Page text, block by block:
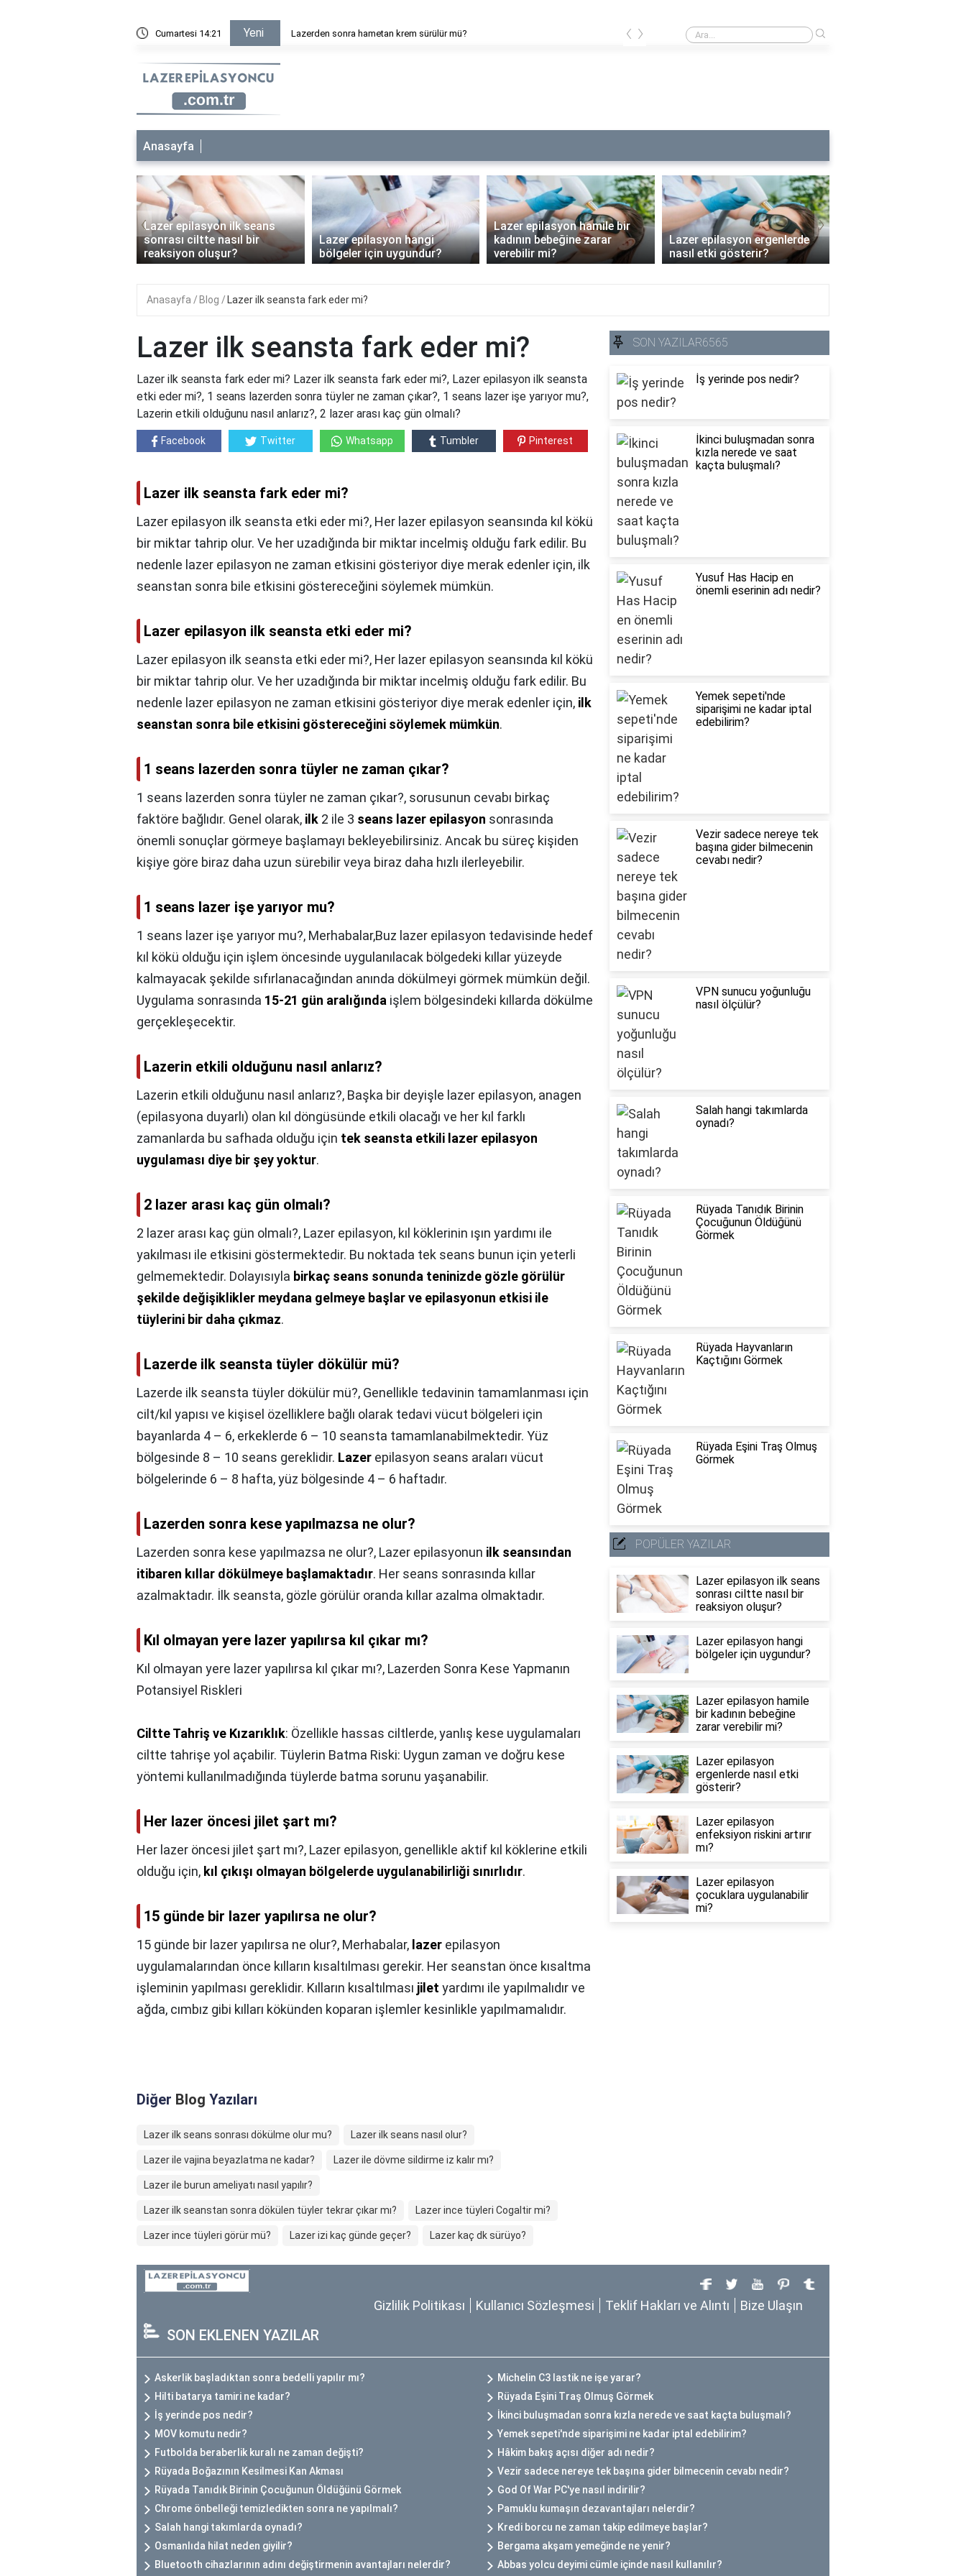
Cumartesi 14:21 Yeni Lazer epilasyon alerjisine ne iyi gelir? Buz lazerde kılların uzunluğu ne kadar olmalı?
‹ ›
Anasayfa
Lazer epilasyon ilk seans
sonrası ciltte nasıl bir
reaksiyon oluşur?
Lazer epilasyon hangi
bölgeler için uygundur?
Lazer epilasyon hamile bir
kadının bebeğine zarar
verebilir mi?
Lazer epilasyon ergenlerde
nasıl etki gösterir?
‹ ›
Anasayfa Blog Lazer ilk seansta fark eder mi?
Lazer ilk seansta fark eder mi?
Lazer ilk seansta fark eder mi? Lazer ilk seansta fark eder mi?, Lazer epilasyon ilk seansta
etki eder mi?, 1 seans lazerden sonra tüyler ne zaman çıkar?, 1 seans lazer işe yarıyor mu?,
Lazerin etkili olduğunu nasıl anlarız?, 2 lazer arası kaç gün olmalı?
Facebook Twitter Whatsapp Tumbler Pinterest
Lazer ilk seansta fark eder mi?
Lazer epilasyon ilk seansta etki eder mi?, Her lazer epilasyon seansında kıl kökü
bir miktar tahrip olur. Ve her uzadığında bir miktar incelmiş olduğu fark edilir. Bu
nedenle lazer epilasyon ne zaman etkisini gösteriyor diye merak edenler için, ilk
seanstan sonra bile etkisini göstereceğini söylemek mümkün.
Lazer epilasyon ilk seansta etki eder mi?
Lazer epilasyon ilk seansta etki eder mi?, Her lazer epilasyon seansında kıl kökü
bir miktar tahrip olur. Ve her uzadığında bir miktar incelmiş olduğu fark edilir. Bu
nedenle lazer epilasyon ne zaman etkisini gösteriyor diye merak edenler için, ilk
seanstan sonra bile etkisini göstereceğini söylemek mümkün.
1 seans lazerden sonra tüyler ne zaman çıkar?
1 seans lazerden sonra tüyler ne zaman çıkar?, sorusunun cevabı birkaç
faktöre bağlıdır. Genel olarak, ilk 2 ile 3 seans lazer epilasyon sonrasında
önemli sonuçlar görmeye başlamayı bekleyebilirsiniz. Ancak bu süreç kişiden
kişiye göre biraz daha uzun sürebilir veya biraz daha hızlı ilerleyebilir.
1 seans lazer işe yarıyor mu?
1 seans lazer işe yarıyor mu?, Merhabalar,Buz lazer epilasyon tedavisinde hedef
kıl kökü olduğu için işlem öncesinde uygulanılacak bölgedeki kıllar yüzeyde
kalmayacak şekilde sıfırlanacağından anında dökülmeyi görmek mümkün değil.
Uygulama sonrasında 15-21 gün aralığında işlem bölgesindeki kıllarda dökülme
gerçekleşecektir.
Lazerin etkili olduğunu nasıl anlarız?
Lazerin etkili olduğunu nasıl anlarız?, Başka bir deyişle lazer epilasyon, anagen
(epilasyona duyarlı) olan kıl döngüsünde etkili olacağı ve her kıl farklı
zamanlarda bu safhada olduğu için tek seansta etkili lazer epilasyon
uygulaması diye bir şey yoktur.
2 lazer arası kaç gün olmalı?
2 lazer arası kaç gün olmalı?, Lazer epilasyon, kıl köklerinin ışın yardımı ile
yakılması ile etkisini göstermektedir. Bu noktada tek seans bunun için yeterli
gelmemektedir. Dolayısıyla birkaç seans sonunda teninizde gözle görülür
şekilde değişiklikler meydana gelmeye başlar ve epilasyonun etkisi ile
tüylerini bir daha çıkmaz.
Lazerde ilk seansta tüyler dökülür mü?
Lazerde ilk seansta tüyler dökülür mü?, Genellikle tedavinin tamamlanması için
cilt/kıl yapısı ve kişisel özelliklere bağlı olarak tedavi vücut bölgeleri için
bayanlarda 4 – 6, erkeklerde 6 – 10 seansta tamamlanabilmektedir. Yüz
bölgesinde 8 – 10 seans gereklidir. Lazer epilasyon seans araları vücut
bölgelerinde 6 – 8 hafta, yüz bölgesinde 4 – 6 haftadır.
Lazerden sonra kese yapılmazsa ne olur?
Lazerden sonra kese yapılmazsa ne olur?, Lazer epilasyonun ilk seansından
itibaren kıllar dökülmeye başlamaktadır. Her seans sonrasında kıllar
azalmaktadır. İlk seansta, gözle görülür oranda kıllar azalma olmaktadır.
Kıl olmayan yere lazer yapılırsa kıl çıkar mı?
Kıl olmayan yere lazer yapılırsa kıl çıkar mı?, Lazerden Sonra Kese Yapmanın
Potansiyel Riskleri
Ciltte Tahriş ve Kızarıklık: Özellikle hassas ciltlerde, yanlış kese uygulamaları
ciltte tahrişe yol açabilir. Tüylerin Batma Riski: Uygun zaman ve doğru kese
yöntemi kullanılmadığında tüylerde batma sorunu yaşanabilir.
Her lazer öncesi jilet şart mı?
Her lazer öncesi jilet şart mı?, Lazer epilasyon, genellikle aktif kıl köklerine etkili
olduğu için, kıl çıkışı olmayan bölgelerde uygulanabilirliği sınırlıdır.
15 günde bir lazer yapılırsa ne olur?
15 günde bir lazer yapılırsa ne olur?, Merhabalar, lazer epilasyon
uygulamalarından önce kılların kısaltılması gerekir. Her seanstan önce kısaltma
işleminin yapılması gereklidir. Kılların kısaltılması jilet yardımı ile yapılmalıdır ve
ağda, cımbız gibi kılları kökünden koparan işlemler kesinlikle yapılmamalıdır.
Diğer Blog Yazıları
Lazer ilk seans sonrası dökülme olur mu? Lazer ilk seans nasıl olur?
Lazer ile vajina beyazlatma ne kadar? Lazer ile dövme sildirme iz kalır mı?
Lazer ile burun ameliyatı nasıl yapılır?
Lazer ilk seanstan sonra dökülen tüyler tekrar çıkar mı? Lazer ince tüyleri Cogaltir mi?
Lazer ince tüyleri görür mü? Lazer izi kaç günde geçer? Lazer kaç dk sürüyo?
SON YAZILAR6565
İş yerinde pos nedir?
İkinci buluşmadan sonra
kızla nerede ve saat
kaçta buluşmalı?
Yusuf Has Hacip en
önemli eserinin adı nedir?
Yemek sepeti'nde
siparişimi ne kadar iptal
edebilirim?
Vezir sadece nereye tek
başına gider bilmecenin
cevabı nedir?
VPN sunucu yoğunluğu
nasıl ölçülür?
Salah hangi takımlarda
oynadı?
Rüyada Tanıdık Birinin
Çocuğunun Öldüğünü
Görmek
Rüyada Hayvanların
Kaçtığını Görmek
Rüyada Eşini Traş Olmuş
Görmek
POPÜLER YAZILAR
Lazer epilasyon ilk seans
sonrası ciltte nasıl bir
reaksiyon oluşur?
Lazer epilasyon hangi
bölgeler için uygundur?
Lazer epilasyon hamile
bir kadının bebeğine
zarar verebilir mi?
Lazer epilasyon
ergenlerde nasıl etki
gösterir?
Lazer epilasyon
enfeksiyon riskini artırır
mı?
Lazer epilasyon
çocuklara uygulanabilir
mi?
Gizlilik Politikası Kullanıcı Sözleşmesi Teklif Hakları ve Alıntı Bize Ulaşın
SON EKLENEN YAZILAR
Askerlik başladıktan sonra bedelli yapılır mı?
Michelin C3 lastik ne işe yarar?
Hilti batarya tamiri ne kadar?
Rüyada Eşini Traş Olmuş Görmek
İş yerinde pos nedir?
İkinci buluşmadan sonra kızla nerede ve saat kaçta buluşmalı?
MOV komutu nedir?
Yemek sepeti'nde siparişimi ne kadar iptal edebilirim?
Futbolda beraberlik kuralı ne zaman değişti?
Hâkim bakış açısı diğer adı nedir?
Rüyada Boğazının Kesilmesi Kan Akması
Vezir sadece nereye tek başına gider bilmecenin cevabı nedir?
Rüyada Tanıdık Birinin Çocuğunun Öldüğünü Görmek
God Of War PC'ye nasıl indirilir?
Chrome önbelleği temizledikten sonra ne yapılmalı?
Pamuklu kumaşın dezavantajları nelerdir?
Salah hangi takımlarda oynadı?
Kredi borcu ne zaman takip edilmeye başlar?
Osmanlıda hilat neden giyilir?
Bergama akşam yemeğinde ne yenir?
Bluetooth cihazlarının adını değiştirmenin avantajları nelerdir?
Abbas yolcu deyimi cümle içinde nasıl kullanılır?